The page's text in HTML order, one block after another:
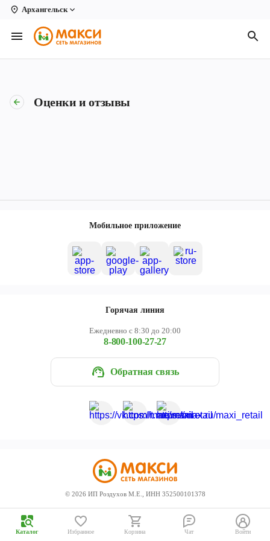
Архангельск
Вологда
Архангельск
Киров
Новодвинск
Оценки и отзывы
Мобильное приложение
Горячая линия
Ежедневно с 8:30 до 20:00
8-800-100-27-27
Обратная связь
© 2026 ИП Роздухов М.Е., ИНН 352500101378
Каталог Избранное Корзина Чат Войти